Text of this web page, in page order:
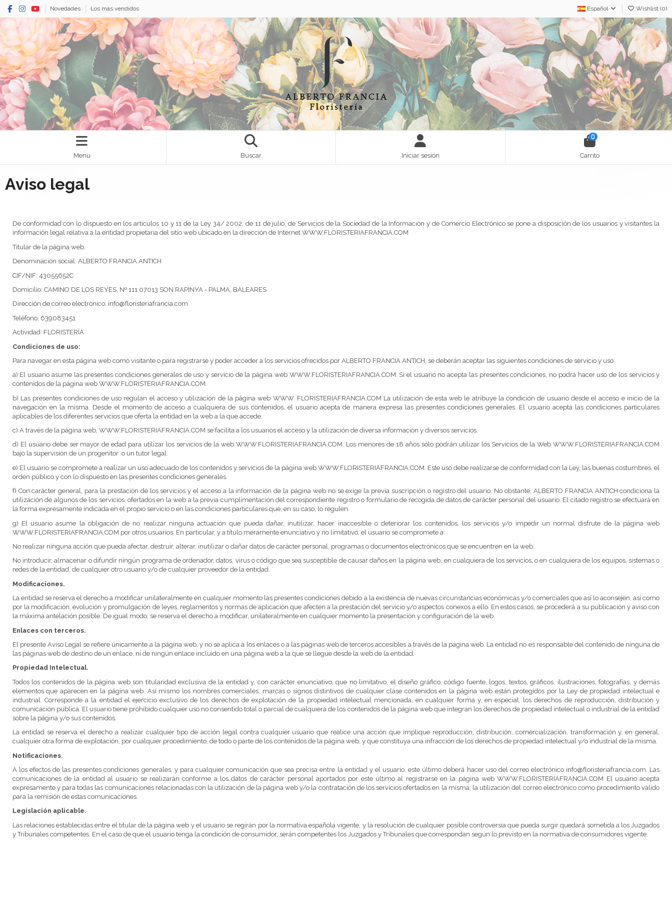
Novedades Los más vendidos Español Wishlist (0)
Menu Buscar Iniciar sesión
0
Carrito
Aviso legal
De conformidad con lo dispuesto en los artículos 10 y 11 de la Ley 34/ 2002, de 11 de julio, de Servicios de la Sociedad de la Información y de Comercio Electrónico se pone a disposición de los usuarios y visitantes la
información legal relativa a la entidad propietaria del sitio web ubicado en la dirección de Internet WWW.FLORISTERIAFRANCIA.COM
Titular de la página web.
Denominación social: ALBERTO FRANCIA ANTICH
CIF/NIF: 43055652C
Domicilio: CAMINO DE LOS REYES, Nº 111 07013 SON RAPINYA - PALMA, BALEARES
Dirección de correo electrónico: info@floristeriafrancia.com
Teléfono: 639083451
Actividad: FLORISTERÍA
Condiciones de uso:
Para navegar en esta página web como visitante o para registrarse y poder acceder a los servicios ofrecidos por ALBERTO FRANCIA ANTICH, se deberán aceptar las siguientes condiciones de servicio y uso:
a) El usuario asume las presentes condiciones generales de uso y servicio de la página web WWW.FLORISTERIAFRANCIA.COM. Si el usuario no acepta las presentes condiciones, no podrá hacer uso de los servicios y
contenidos de la página web WWW.FLORISTERIAFRANCIA.COM.
b) Las presentes condiciones de uso regulan el acceso y utilización de la página web WWW. FLORISTERIAFRANCIA.COM La utilización de esta web le atribuye la condición de usuario desde el acceso e inicio de la
navegación en la misma. Desde el momento de acceso a cualquiera de sus contenidos, el usuario acepta de manera expresa las presentes condiciones generales. El usuario acepta las condiciones particulares
aplicables de los diferentes servicios que oferta la entidad en la web a la que accede.
c) A través de la página web, WWW.FLORISTERIAFRANCIA.COM se facilita a los usuarios el acceso y la utilización de diversa información y diversos servicios.
d) El usuario debe ser mayor de edad para utilizar los servicios de la web WWW.FLORISTERIAFRANCIA.COM. Los menores de 18 años sólo podrán utilizar los Servicios de la Web WWW.FLORISTERIAFRANCIA.COM
bajo la supervisión de un progenitor o un tutor legal.
e) El usuario se compromete a realizar un uso adecuado de los contenidos y servicios de la página web WWW.FLORISTERIAFRANCIA.COM. Este uso debe realizarse de conformidad con la Ley, las buenas costumbres, el
orden público y con lo dispuesto en las presentes condiciones generales.
f) Con carácter general, para la prestación de los servicios y el acceso a la información de la página web no se exige la previa suscripción o registro del usuario. No obstante, ALBERTO FRANCIA ANTICH condiciona la
utilización de algunos de los servicios, ofertados en la web a la previa cumplimentación del correspondiente registro o formulario de recogida de datos de carácter personal del usuario. El citado registro se efectuará en
la forma expresamente indicada en el propio servicio o en las condiciones particulares que, en su caso, lo regulen.
g) El usuario asume la obligación de no realizar ninguna actuación que pueda dañar, inutilizar, hacer inaccesible o deteriorar los contenidos, los servicios y/o impedir un normal disfrute de la página web
WWW.FLORISTERIAFRANCIA.COM por otros usuarios. En particular, y a título meramente enunciativo y no limitativo, el usuario se compromete a:
No realizar ninguna acción que pueda afectar, destruir, alterar, inutilizar o dañar datos de carácter personal, programas o documentos electrónicos que se encuentren en la web.
No introducir, almacenar o difundir ningún programa de ordenador, datos, virus o código que sea susceptible de causar daños en la página web, en cualquiera de los servicios, o en cualquiera de los equipos, sistemas o
redes de la entidad, de cualquier otro usuario y/o de cualquier proveedor de la entidad.
Modificaciones.
La entidad se reserva el derecho a modificar unilateralmente en cualquier momento las presentes condiciones debido a la existencia de nuevas circunstancias económicas y/o comerciales que así lo aconsejen, así como
por la modificación, evolución y promulgación de leyes, reglamentos y normas de aplicación que afecten a la prestación del servicio y/o aspectos conexos a ello. En estos casos, se procederá a su publicación y aviso con
la máxima antelación posible. De igual modo, se reserva el derecho a modificar, unilateralmente en cualquier momento la presentación y configuración de la web.
Enlaces con terceros.
El presente Aviso Legal se refiere únicamente a la página web, y no se aplica a los enlaces o a las páginas web de terceros accesibles a través de la página web. La entidad no es responsable del contenido de ninguna de
las páginas web de destino de un enlace, ni de ningún enlace incluido en una página web a la que se llegue desde la web de la entidad.
Propiedad Intelectual.
Todos los contenidos de la página web son titularidad exclusiva de la entidad y, con carácter enunciativo, que no limitativo, el diseño gráfico, código fuente, logos, textos, gráficos, ilustraciones, fotografías, y demás
elementos que aparecen en la página web. Así mismo los nombres comerciales, marcas o signos distintivos de cualquier clase contenidos en la página web están protegidos por la Ley de propiedad intelectual e
industrial. Corresponde a la entidad el ejercicio exclusivo de los derechos de explotación de la propiedad intelectual mencionada, en cualquier forma y, en especial, los derechos de reproducción, distribución y
comunicación pública. El usuario tiene prohibido cualquier uso no consentido total o parcial de cualquiera de los contenidos de la página web que integran los derechos de propiedad intelectual o industrial de la entidad
sobre la página y/o sus contenidos.
La entidad se reserva el derecho a realizar cualquier tipo de acción legal contra cualquier usuario que realice una acción que implique reproducción, distribución, comercialización, transformación y, en general,
cualquier otra forma de explotación, por cualquier procedimiento, de todo o parte de los contenidos de la página web, y que constituya una infracción de los derechos de propiedad intelectual y/o industrial de la misma.
Notificaciones.
A los efectos de las presentes condiciones generales, y para cualquier comunicación que sea precisa entre la entidad y el usuario, este último deberá hacer uso del correo electrónico info@floristeriafrancia.com. Las
comunicaciones de la entidad al usuario se realizarán conforme a los datos de carácter personal aportados por este último al registrarse en la página web WWW.FLORISTERIAFRANCIA.COM El usuario acepta
expresamente y para todas las comunicaciones relacionadas con la utilización de la página web y/o la contratación de los servicios ofertados en la misma, la utilización del correo electrónico como procedimiento válido
para la remisión de estas comunicaciones.
Legislación aplicable.
Las relaciones establecidas entre el titular de la página web y el usuario se regirán por la normativa española vigente, y la resolución de cualquier posible controversia que pueda surgir quedará sometida a los Juzgados
y Tribunales competentes. En el caso de que el usuario tenga la condición de consumidor, serán competentes los Juzgados y Tribunales que correspondan según lo previsto en la normativa de consumidores vigente.